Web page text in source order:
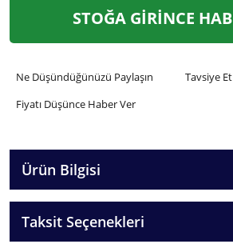
STOĞA GİRİNCE
Ne Düşündüğünüzü Paylaşın
Tavsiye Et
Fiyatı Düşünce Haber Ver
Ürün Bilgisi
Taksit Seçenekleri